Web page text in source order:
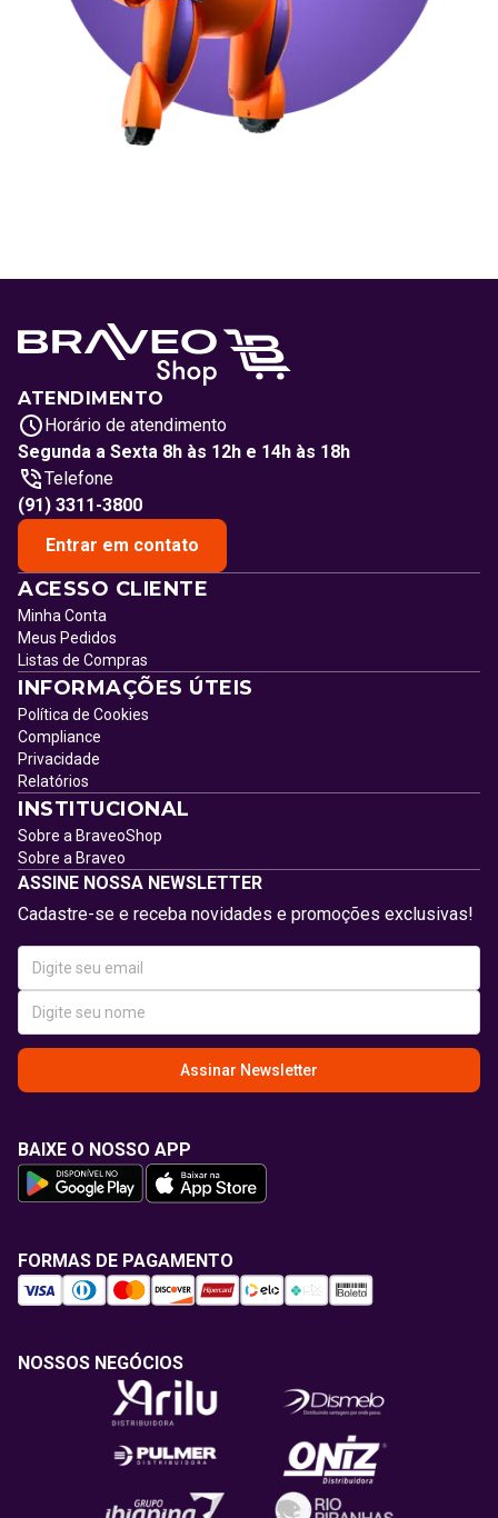
ATENDIMENTO
Horário de atendimento
Segunda a Sexta 8h às 12h e 14h às 18h
Telefone
(91) 3311-3800
Entrar em contato
ACESSO CLIENTE
Minha Conta
Meus Pedidos
Listas de Compras
INFORMAÇÕES ÚTEIS
Política de Cookies
Compliance
Privacidade
Relatórios
INSTITUCIONAL
Sobre a BraveoShop
Sobre a Braveo
ASSINE NOSSA NEWSLETTER
Cadastre-se e receba novidades e promoções exclusivas!
Assinar Newsletter
BAIXE O NOSSO APP
FORMAS DE PAGAMENTO
NOSSOS NEGÓCIOS